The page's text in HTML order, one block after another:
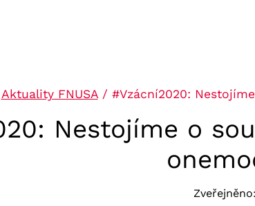
Aktuality FNUSA/ #Vzácní2020:
Nestojíme o
Zveřejněno: